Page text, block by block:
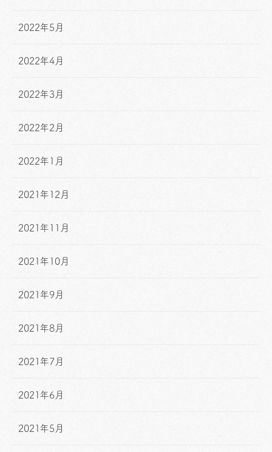
2022年5月
2022年4月
2022年3月
2022年2月
2022年1月
2021年12月
2021年11月
2021年10月
2021年9月
2021年8月
2021年7月
2021年6月
2021年5月